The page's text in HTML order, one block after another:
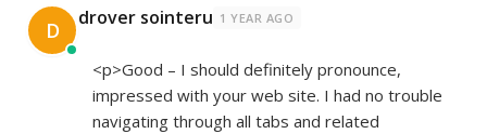
D drover sointeru 1 YEAR AGO
<p>Good – I should definitely pronounce,
impressed with your web site. I had no trouble
navigating through all tabs and related